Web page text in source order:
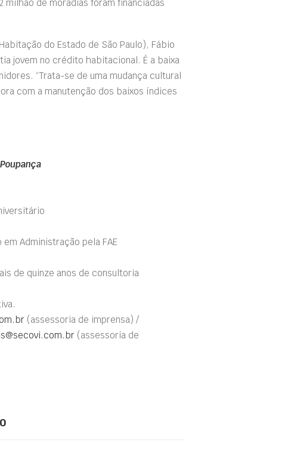
de moradias foram financiadas
do Estado de São Paulo), Fábio
jovem no crédito habitacional. É a baixa
“Trata-se de uma mudança cultural
com a manutenção dos baixos índices
Administração pela FAE
de quinze anos de consultoria
(assessoria de imprensa) /
(assessoria de